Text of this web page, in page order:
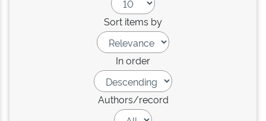
Sort items by
In order
Authors/record